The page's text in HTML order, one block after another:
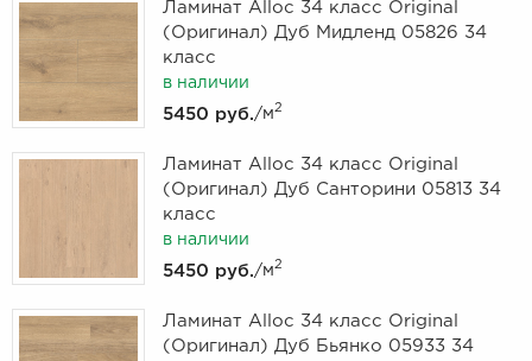
Ламинат Alloc 34 класс Original
(Оригинал) Дуб Мидленд 05826 34
класс
в наличии
5450 руб. /м 2
Ламинат Alloc 34 класс Original
(Оригинал) Дуб Санторини 05813 34
класс
в наличии
5450 руб. /м 2
Ламинат Alloc 34 класс Original
(Оригинал) Дуб Бьянко 05933 34